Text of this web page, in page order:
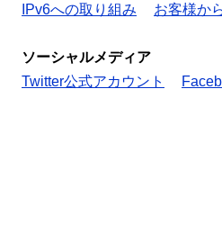
IPv6への取り組み
お客様か
ソーシャルメディア
Twitter公式アカウント